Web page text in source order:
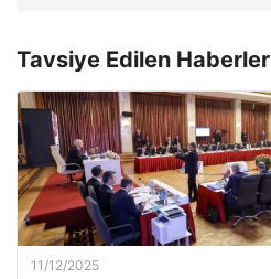
Tavsiye Edilen Haberler
11/12/2025